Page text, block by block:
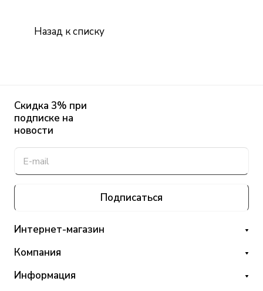
Назад к списку
Скидка 3% при
подписке на
новости
Подписаться
Интернет-магазин
Компания
Информация